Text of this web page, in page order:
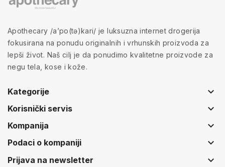
Apothecary /a’po(tə)kari/ je luksuzna internet drogerija
fokusirana na ponudu originalnih i vrhunskih proizvoda za
lepši život. Naš cilj je da ponudimo kvalitetne proizvode za
negu tela, kose i kože.
Kategorije keyboard_arrow_down
Korisnički servis keyboard_arrow_down
Kompanija keyboard_arrow_down
Podaci o kompaniji keyboard_arrow_down
Prijava na newsletter keyboard_arrow_down